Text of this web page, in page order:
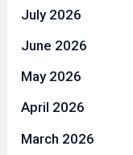
July 2026
June 2026
May 2026
April 2026
March 2026